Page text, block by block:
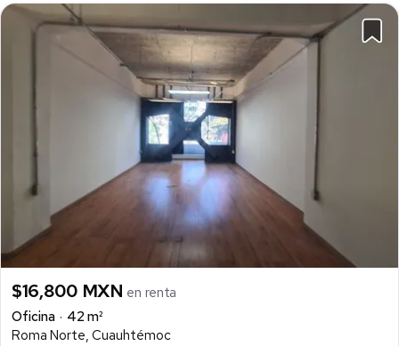
$16,800 MXN en renta
Oficina
42 m²
Roma Norte, Cuauhtémoc